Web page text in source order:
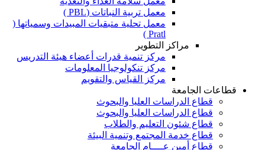
معمل تربية النباتات (PBL )
معمل تحلية متبقيات المبيدات وسمياتها (
Pratl )
مراكز التطوير
مركز تنمية قدرات أعضاء هيئة التدريس
مركز تنكولوجيا المعلومات
مركز القياس والتقويم
قطاعات الجامعة
قطاع الدراسات العليا والبحوث
قطاع الدراسات العليا والبحوث
قطاع شئون التعليم والطلاب
قطاع خدمة المجتمع وتنمية البيئة
قطاع أمين عــــام الجامعة